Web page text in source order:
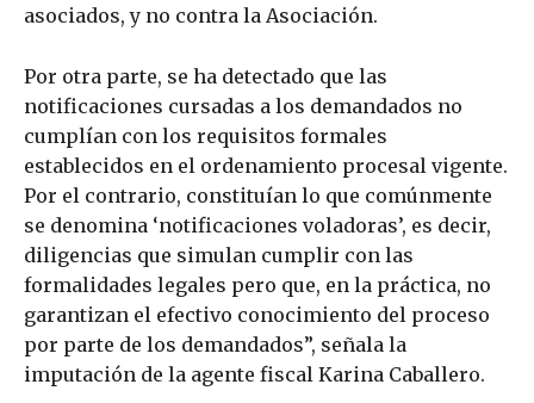
asociados, y no contra la Asociación.
Por otra parte, se ha detectado que las
notificaciones cursadas a los demandados no
cumplían con los requisitos formales
establecidos en el ordenamiento procesal vigente.
Por el contrario, constituían lo que comúnmente
se denomina ‘notificaciones voladoras’, es decir,
diligencias que simulan cumplir con las
formalidades legales pero que, en la práctica, no
garantizan el efectivo conocimiento del proceso
por parte de los demandados”, señala la
imputación de la agente fiscal Karina Caballero.